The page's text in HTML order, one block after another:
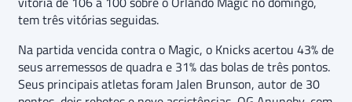
tem três vitórias seguidas.
Na partida vencida contra o Magic, o Knicks acertou 43% de
seus arremessos de quadra e 31% das bolas de três pontos.
Seus principais atletas foram Jalen Brunson, autor de 30